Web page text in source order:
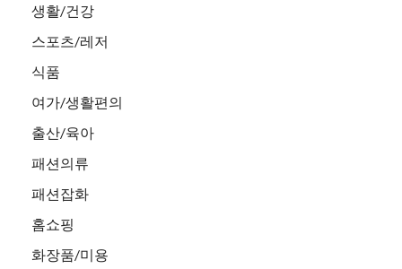
생활/건강
스포츠/레저
식품
여가/생활편의
출산/육아
패션의류
패션잡화
홈쇼핑
화장품/미용